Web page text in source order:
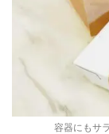
容器にもサ